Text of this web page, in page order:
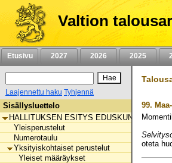
Siirry
sisältöön
Valtion
Etusivu 2027 2026 2025
Laajennettu haku Tyhjennä
Sisällysluettelo
HALLITUKSEN ESITYS EDUSKUNNALLE
Yleisperustelut
Numerotaulu
Yksityiskohtaiset perustelut
Yleiset määräykset
99.
oteta